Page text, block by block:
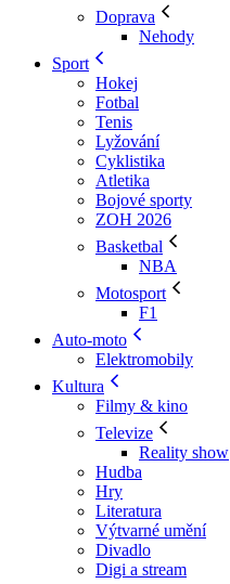
Doprava
Nehody
Sport
Hokej
Fotbal
Tenis
Lyžování
Cyklistika
Atletika
Bojové sporty
ZOH 2026
Basketbal
NBA
Motosport
F1
Auto-moto
Elektromobily
Kultura
Filmy & kino
Televize
Reality show
Hudba
Hry
Literatura
Výtvarné umění
Divadlo
Digi a stream